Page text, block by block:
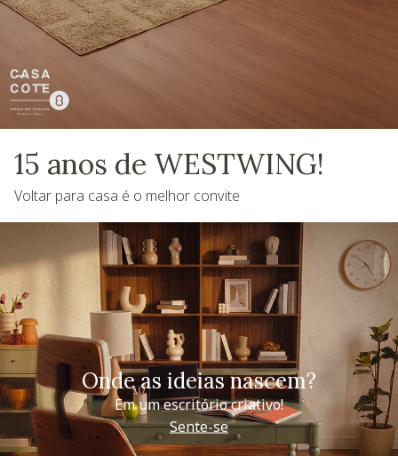
15 anos de WESTWING!
Voltar para casa é o melhor convite
Onde as ideias nascem?
Em um escritório criativo!
Sente-se